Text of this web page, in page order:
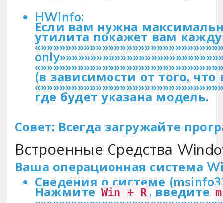
HWInfo:
Если вам нужна
утилита покажет вам
(в зависимости от того,
где будет указана модель.
Совет: Всегда загружайте
Встроенные Средства
Ваша операционная система
Сведения о системе
Нажмите Win + R , введите